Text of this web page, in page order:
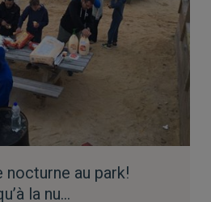
nocturne au park!
la nu…